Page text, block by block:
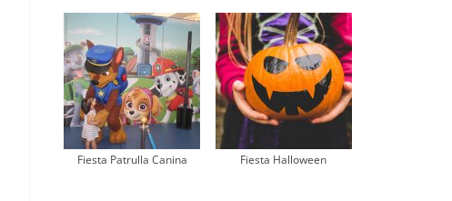
Fiesta Patrulla Canina Fiesta Halloween